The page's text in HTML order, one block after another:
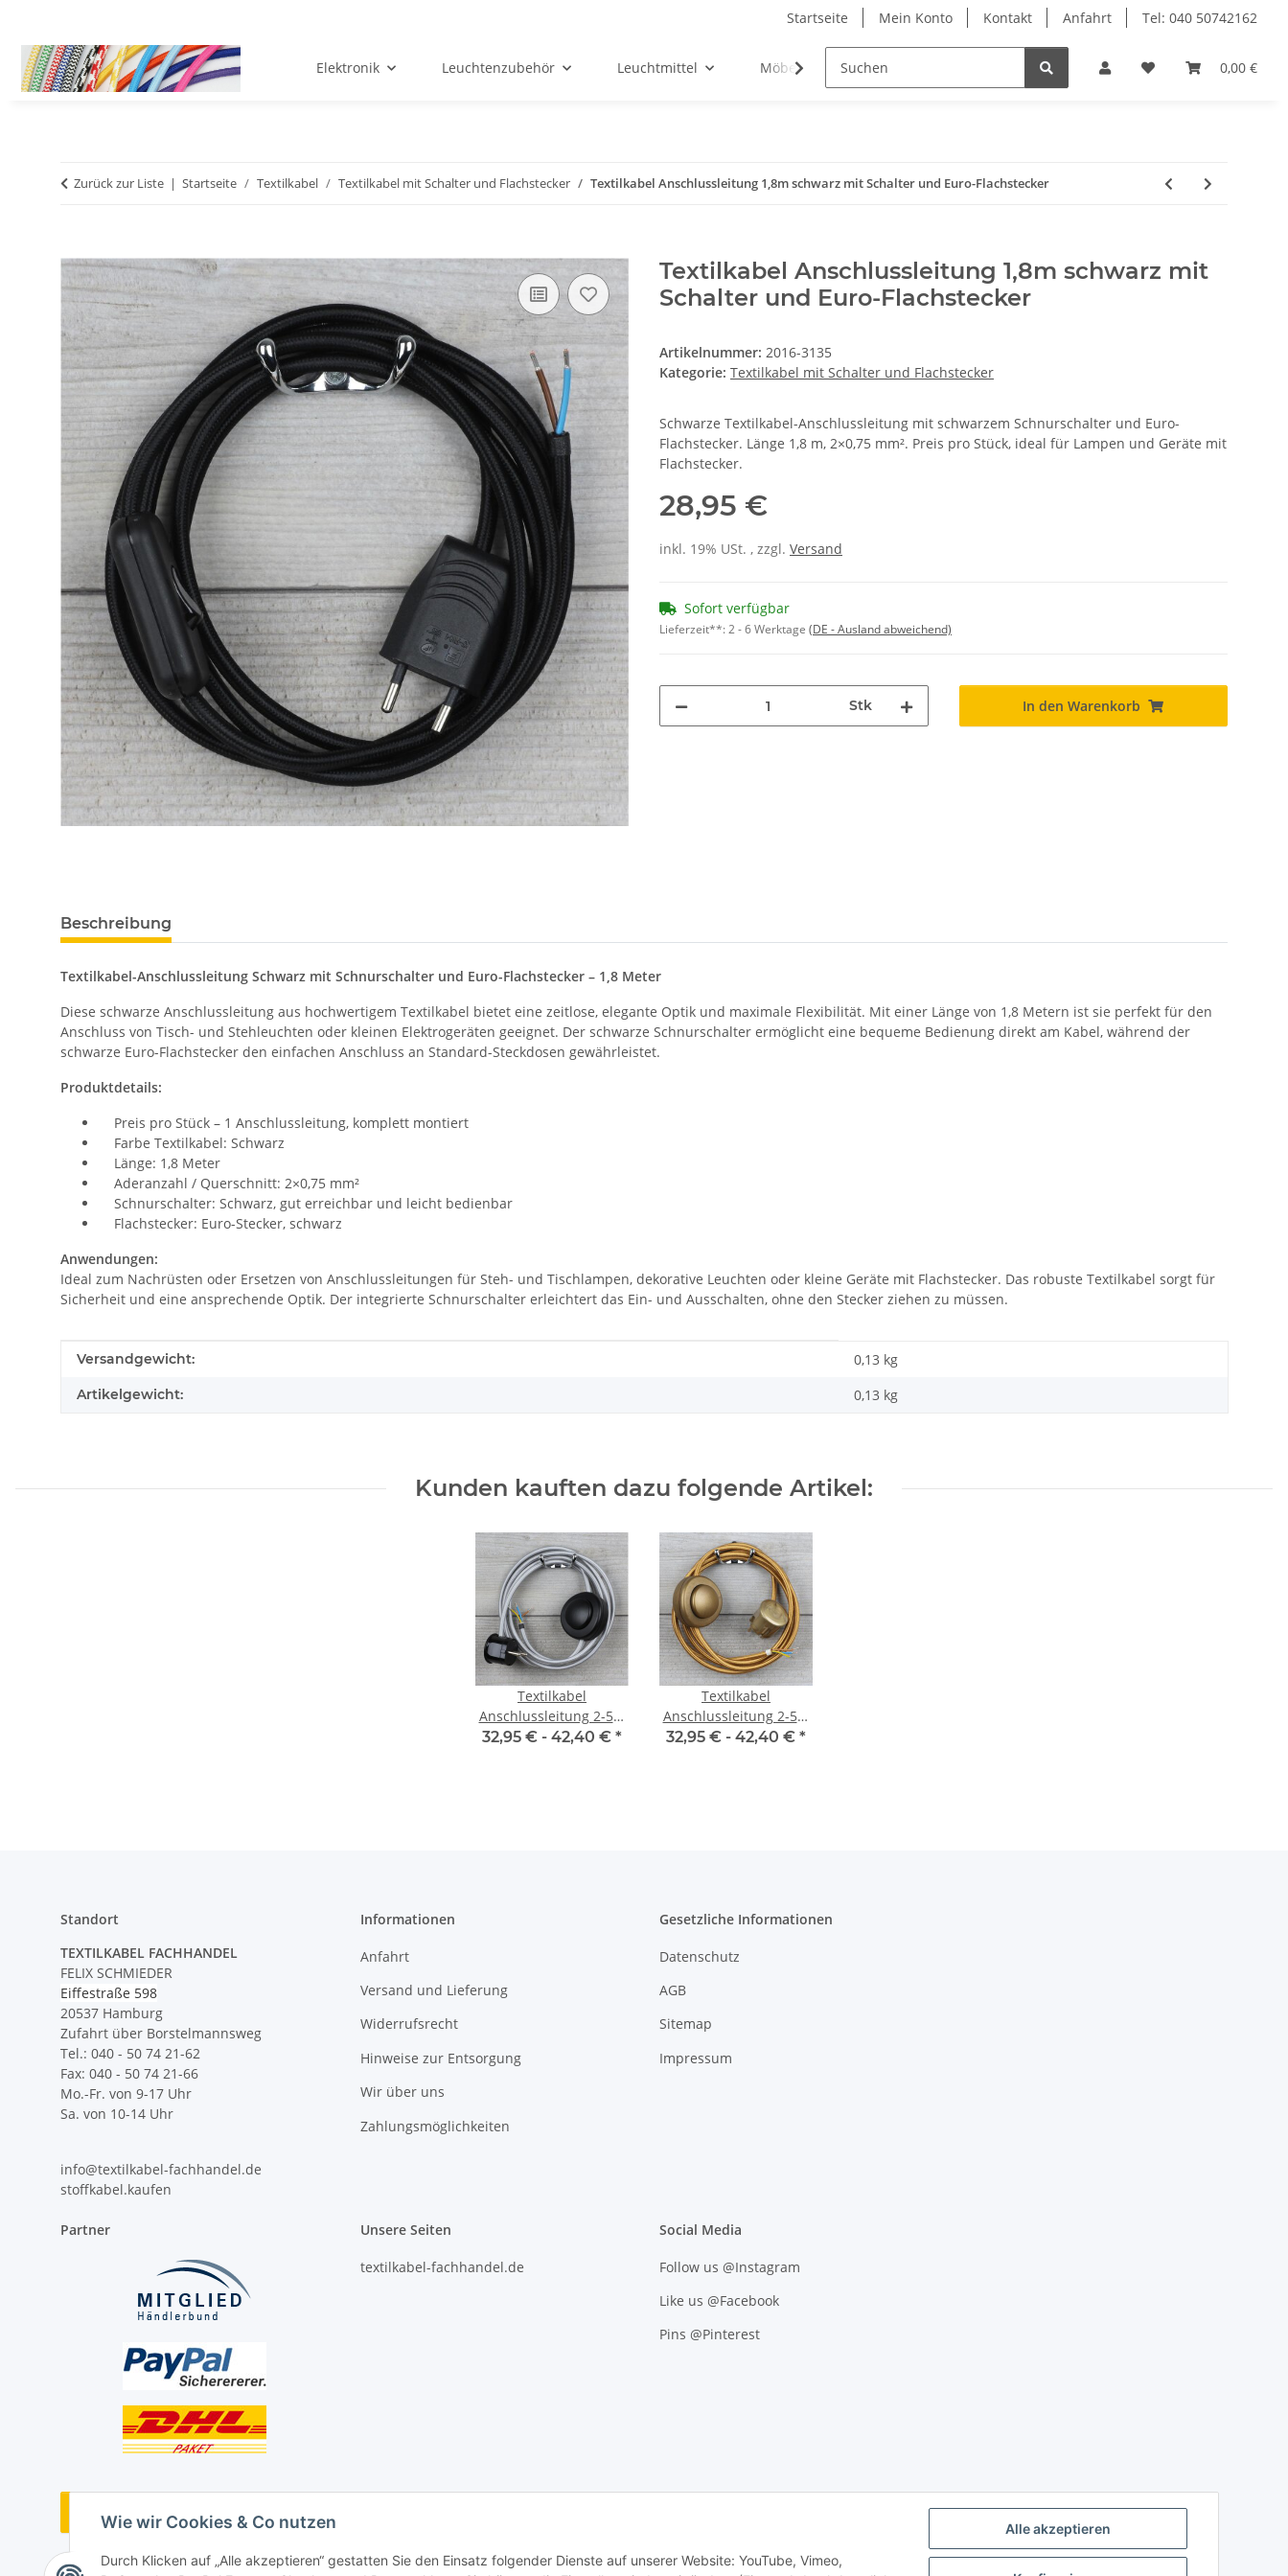
Alle akzeptieren
Wie wir Cookies & Co nutzen
Durch Klicken auf „Alle akzeptieren“ gestatten Sie den Einsatz folgender Dienste auf unserer Website: YouTube, Vimeo,
Startseite Mein Konto Kontakt Anfahrt Tel: 040 50742162
0,00 €
Elektronik Leuchtenzubehör Leuchtmittel Möbel-Ersatzteile
Zurück zur Liste Startseite Textilkabel Textilkabel mit Schalter und Flachstecker Textilkabel Anschlussleitung 1,8m schwarz mit Schalter und Euro-Flachstecker
Textilkabel Anschlussleitung 1,8m schwarz mit
Schalter und Euro-Flachstecker
Artikelnummer: 2016-3135
Kategorie: Textilkabel mit Schalter und Flachstecker
Schwarze Textilkabel-Anschlussleitung mit schwarzem Schnurschalter und Euro-
Flachstecker. Länge 1,8 m, 2×0,75 mm². Preis pro Stück, ideal für Lampen und Geräte mit
Flachstecker.
28,95 €
inkl. 19% USt. , zzgl. Versand
Sofort verfügbar
Lieferzeit**:2 - 6 Werktage (DE - Ausland abweichend)
Stk In den Warenkorb
Beschreibung
Textilkabel-Anschlussleitung Schwarz mit Schnurschalter und Euro-Flachstecker – 1,8 Meter
Diese schwarze Anschlussleitung aus hochwertigem Textilkabel bietet eine zeitlose, elegante Optik und maximale Flexibilität. Mit einer Länge von 1,8 Metern ist sie perfekt für den
Anschluss von Tisch- und Stehleuchten oder kleinen Elektrogeräten geeignet. Der schwarze Schnurschalter ermöglicht eine bequeme Bedienung direkt am Kabel, während der
schwarze Euro-Flachstecker den einfachen Anschluss an Standard-Steckdosen gewährleistet.
Produktdetails:
Preis pro Stück – 1 Anschlussleitung, komplett montiert
Farbe Textilkabel: Schwarz
Länge: 1,8 Meter
Aderanzahl / Querschnitt: 2×0,75 mm²
Schnurschalter: Schwarz, gut erreichbar und leicht bedienbar
Flachstecker: Euro-Stecker, schwarz
Anwendungen:
Ideal zum Nachrüsten oder Ersetzen von Anschlussleitungen für Steh- und Tischlampen, dekorative Leuchten oder kleine Geräte mit Flachstecker. Das robuste Textilkabel sorgt für
Sicherheit und eine ansprechende Optik. Der integrierte Schnurschalter erleichtert das Ein- und Ausschalten, ohne den Stecker ziehen zu müssen.
Produkteigenschaft
Wert
Versandgewicht: 0,13 kg
Artikelgewicht: 0,13 kg
Kunden kauften dazu folgende Artikel:
Textilkabel
Anschlussleitung 2-5m
silber mit Fußschalter
32,95 € - 42,40 € *
Textilkabel
Anschlussleitung 2-5m
gold mit Fußschalter
32,95 € - 42,40 € *
Standort
TEXTILKABEL FACHHANDEL
FELIX SCHMIEDER
Eiffestraße 598
20537 Hamburg
Zufahrt über Borstelmannsweg
Tel.: 040 - 50 74 21-62
Fax: 040 - 50 74 21-66
Mo.-Fr. von 9-17 Uhr
Sa. von 10-14 Uhr
info@textilkabel-fachhandel.de
stoffkabel.kaufen
Informationen
Anfahrt
Versand und Lieferung
Widerrufsrecht
Hinweise zur Entsorgung
Wir über uns
Zahlungsmöglichkeiten
Gesetzliche Informationen
Datenschutz
AGB
Sitemap
Impressum
Partner Unsere Seiten
textilkabel-fachhandel.de
Social Media
Follow us @Instagram
Like us @Facebook
Pins @Pinterest
Vertrag widerrufen